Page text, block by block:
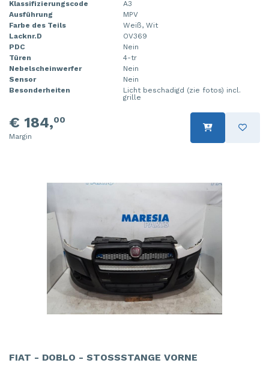
Klassifizierungscode
A3
Ausführung
MPV
Farbe des Teils
Weiß, Wit
Lacknr.D
OV369
PDC
Nein
Türen
4-tr
Nebelscheinwerfer
Nein
Sensor
Nein
Besonderheiten
Licht beschadigd (zie fotos) incl.
grille
€ 184,00
Margin
FIAT - DOBLO - STOSSSTANGE VORNE
Steuergerät Motormanagement
Steuergerät Motormanagement
Stoßdämpferstrebe links vorne
Stoßdämpferstrebe rechts vorne
Tür 2-türig links
Zündspule
Tür 4-türig links hinten
Tür 4-türig links vorne
Tür 4-türig rechts hinten
Tür 4-türig rechts vorne